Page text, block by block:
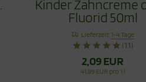
Kinder Zahncreme
Fluorid 50ml
Lieferzeit:1-4 Tage
(11)
2,09 EUR
41,89 EUR pro 1 l